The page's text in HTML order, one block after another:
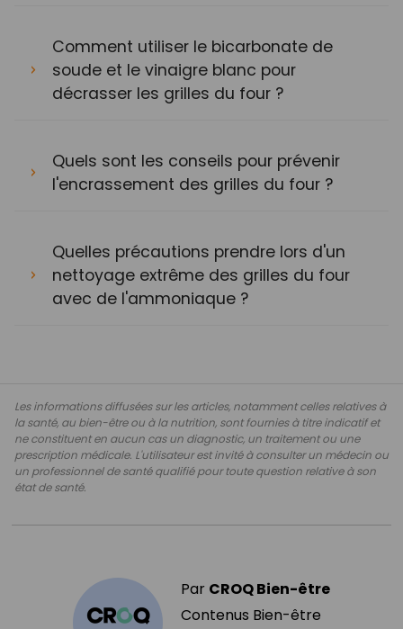
Comment utiliser le bicarbonate de
soude et le vinaigre blanc pour
décrasser les grilles du four ?
Quels sont les conseils pour prévenir
l'encrassement des grilles du four ?
Quelles précautions prendre lors d'un
nettoyage extrême des grilles du four
avec de l'ammoniaque ?
Les informations diffusées sur les articles, notamment celles relatives à
la santé, au bien-être ou à la nutrition, sont fournies à titre indicatif et
ne constituent en aucun cas un diagnostic, un traitement ou une
prescription médicale. L'utilisateur est invité à consulter un médecin ou
un professionnel de santé qualifié pour toute question relative à son
état de santé.
Par CROQ Bien-être
Contenus Bien-être